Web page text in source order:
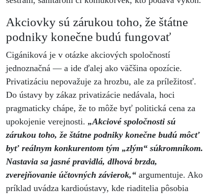
Akciovky sú zárukou toho, že štátne
podniky konečne budú fungovať
Cigániková je v otázke akciových spoločností
jednoznačná — a ide ďalej ako väčšina opozície.
Privatizáciu nepovažuje za hrozbu, ale za príležitosť.
Do ústavy by zákaz privatizácie nedávala, hoci
pragmaticky chápe, že to môže byť politická cena za
upokojenie verejnosti. „Akciové spoločnosti sú
zárukou toho, že štátne podniky konečne budú môcť
byť reálnym konkurentom tým „zlým“ súkromníkom.
Nastavia sa jasné pravidlá, dlhová brzda,
zverejňovanie účtovných závierok,“ argumentuje. Ako
príklad uvádza kardioústavy, kde riaditelia pôsobia